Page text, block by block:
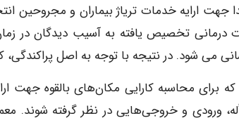
جهت ارایه خدمات تریاژ بیماران و
درمانی تخصیص یافته به آسیب دیدگان در
می شود. در نتیجه با توجه به اصل پراکندگی،
برای محاسبه کارایی مکان‌های بالقوه جهت
ورودی و خروجی‌هایی در نظر گرفته شوند.